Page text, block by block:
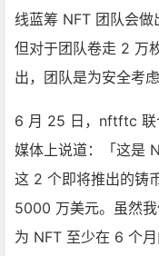
线蓝筹 NFT 团队会做
但对于团队卷走 2 万
出，团队是为安全考
6 月 25 日，nftftc 联
媒体上说道：「这是
这 2 个即将推出的铸
5000 万美元。虽然
为 NFT 至少在 6 个